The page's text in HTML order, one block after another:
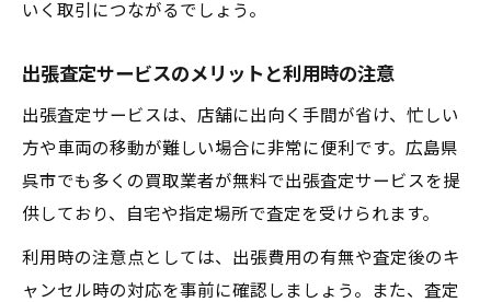
いく取引につながるでしょう。
出張査定サービスのメリットと利用時の注意
出張査定サービスは、店舗に出向く手間が省け、忙しい
方や車両の移動が難しい場合に非常に便利です。広島県
呉市でも多くの買取業者が無料で出張査定サービスを提
供しており、自宅や指定場所で査定を受けられます。
利用時の注意点としては、出張費用の有無や査定後のキ
ャンセル時の対応を事前に確認しましょう。また、査定